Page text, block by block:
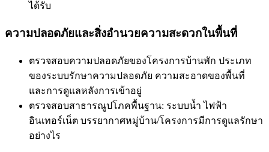
ได้รับ
ความปลอดภัยและสิ่งอำนวยความสะดวกในพื้นที่
ตรวจสอบความปลอดภัยของโครงการบ้านพัก ประเภท
ของระบบรักษาความปลอดภัย ความสะอาดของพื้นที่
และการดูแลหลังการเข้าอยู่
ตรวจสอบสาธารณูปโภคพื้นฐาน: ระบบน้ำ ไฟฟ้า
อินเทอร์เน็ต บรรยากาศหมู่บ้าน/โครงการมีการดูแลรักษา
อย่างไร